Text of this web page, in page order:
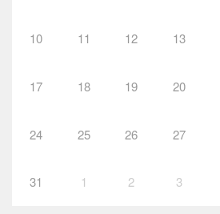
10 11 12 13
17 18 19 20
24 25 26 27
31 1 2 3